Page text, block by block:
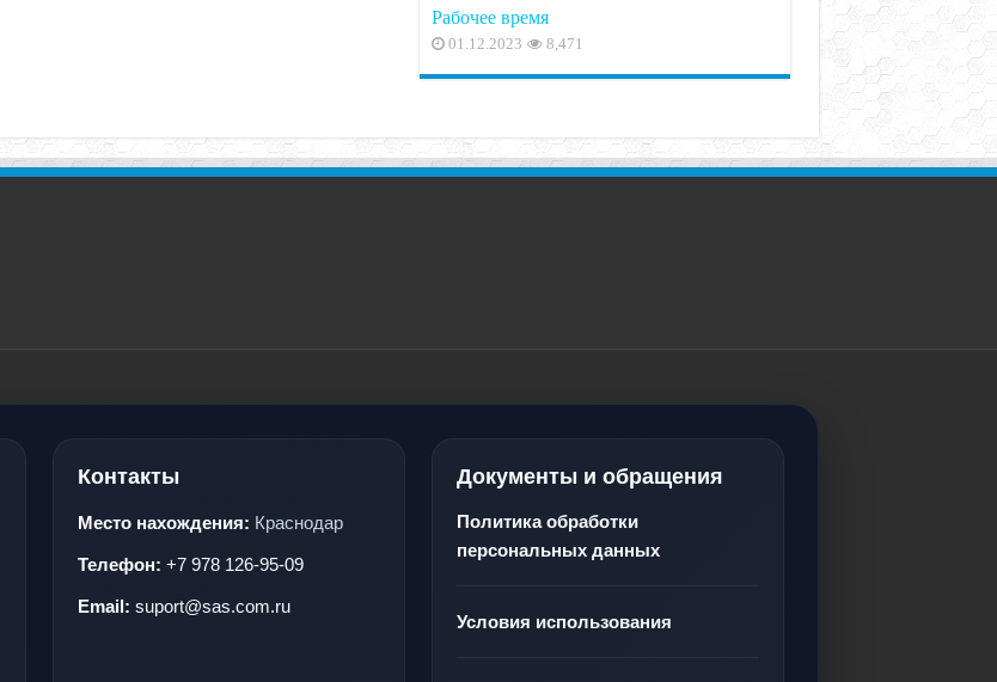
Рабочее время
01.12.2023 8,471
Контакты
Место нахождения: Краснодар
Телефон: +7 978 126-95-09
Email: suport@sas.com.ru
Документы и обращения
Политика обработки
персональных данных
Условия использования